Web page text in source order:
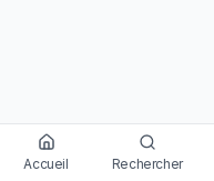
Accueil Rechercher